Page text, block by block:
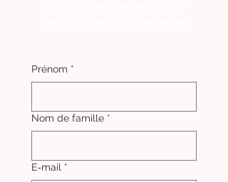
Prénom *
Nom de famille *
E‑mail *